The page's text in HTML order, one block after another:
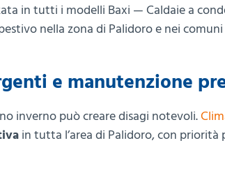
in tutti i modelli Baxi — Caldaie a
nella zona di Palidoro e nei
e manutenzione
inverno può creare disagi notevoli.
in tutta l’area di Palidoro, con